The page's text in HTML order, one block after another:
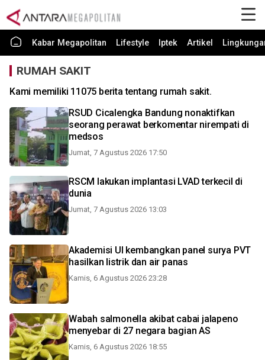
Kabar Megapolitan Lifestyle Iptek Artikel
RUMAH SAKIT
Kami memiliki 11075 berita tentang rumah sakit.
RSUD Cicalengka Bandung nonaktifkan
seorang perawat berkomentar nirempati di
medsos
Jumat, 7 Agustus 2026 17:50
RSCM lakukan implantasi LVAD terkecil di
dunia
Jumat, 7 Agustus 2026 13:03
Akademisi UI kembangkan panel surya PVT
hasilkan listrik dan air panas
Kamis, 6 Agustus 2026 23:28
Wabah salmonella akibat cabai jalapeno
menyebar di 27 negara bagian AS
Kamis, 6 Agustus 2026 18:55